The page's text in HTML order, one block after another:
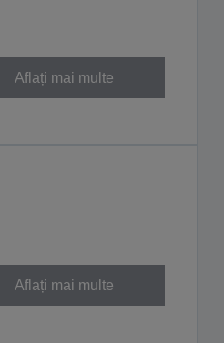
Aflați mai multe
Aflați mai multe